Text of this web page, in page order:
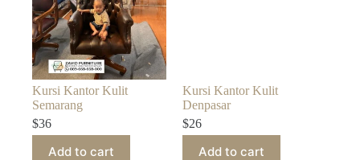
Kursi Kantor Kulit
Semarang
$36
Add to cart
Kursi Kantor Kulit
Denpasar
$26
Add to cart